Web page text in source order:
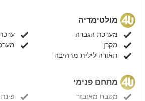
מולטימדיה
מערכת הגברה
מקרן
תאורה לילית מרהיבה
מתחם פנימי
מטבח מאובזר